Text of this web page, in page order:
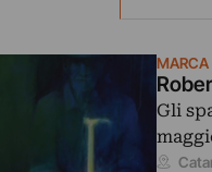
MARCA
Gli